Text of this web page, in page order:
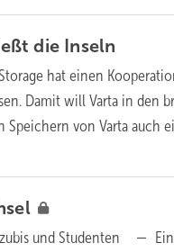
die Inseln
hat einen
Damit will Varta in den
Speichern von Varta auch
und Studenten —